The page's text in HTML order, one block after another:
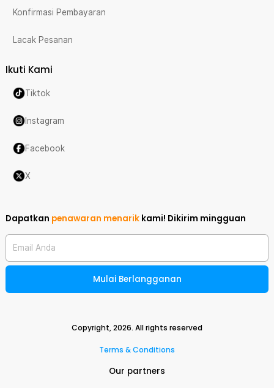
Konfirmasi Pembayaran
Lacak Pesanan
Ikuti Kami
Tiktok
Instagram
Facebook
X
Dapatkan penawaran menarik kami! Dikirim mingguan
Email Anda
Mulai Berlangganan
Copyright,2026. All rights reserved
Terms & Conditions
Our partners